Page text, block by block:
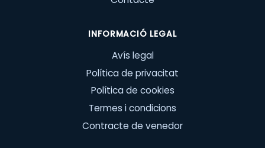
INFORMACIÓ LEGAL
Avís legal
Política de privacitat
Política de cookies
Termes i condicions
Contracte de venedor